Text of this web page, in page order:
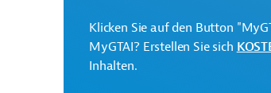
Tunesien Agroindustrie
Krieg in der Ukraine
Klicken Sie auf den Button
MyGTAI? Erstellen Sie sich
Inhalten.